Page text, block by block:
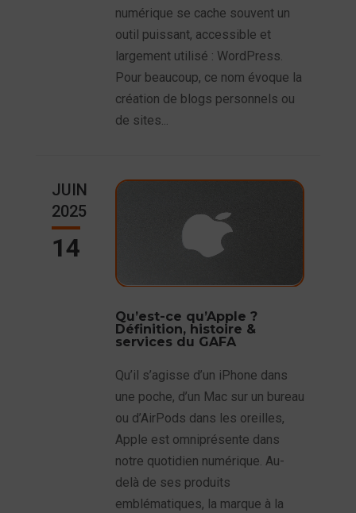
numérique se cache souvent un
outil puissant, accessible et
largement utilisé : WordPress.
Pour beaucoup, ce nom évoque la
création de blogs personnels ou
de sites...
JUIN
2025
14
Qu’est-ce qu’Apple ?
Définition, histoire &
services du GAFA
Qu’il s’agisse d’un iPhone dans
une poche, d’un Mac sur un bureau
ou d’AirPods dans les oreilles,
Apple est omniprésente dans
notre quotidien numérique. Au-
delà de ses produits
emblématiques, la marque à la